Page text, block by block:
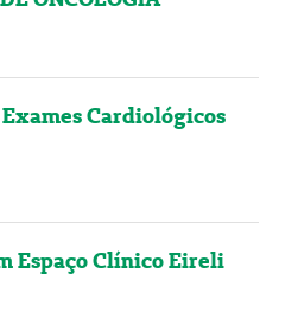
Cardiológicos
Espaço Clínico Eireli